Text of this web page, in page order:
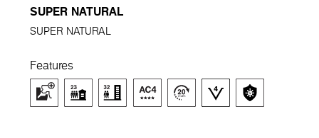
SUPER NATURAL
SUPER NATURAL
Features